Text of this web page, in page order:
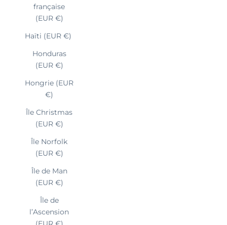
française
(EUR €)
Haïti (EUR €)
Honduras
(EUR €)
Hongrie (EUR
€)
Île Christmas
(EUR €)
Île Norfolk
(EUR €)
Île de Man
(EUR €)
Île de
l’Ascension